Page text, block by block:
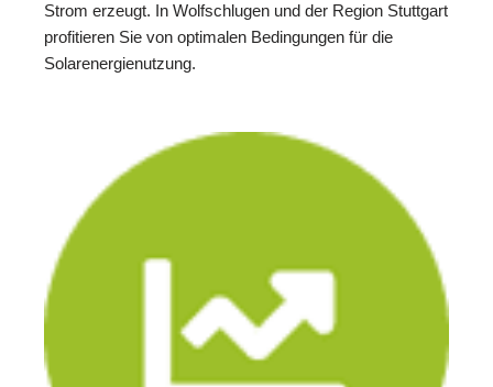
Strom erzeugt. In Wolfschlugen und der Region Stuttgart
profitieren Sie von optimalen Bedingungen für die
Solarenergienutzung.